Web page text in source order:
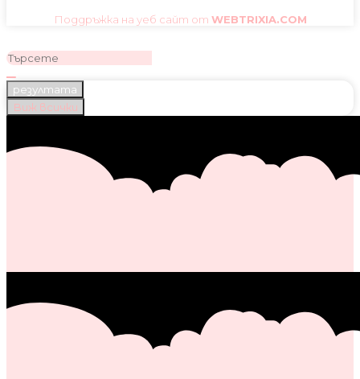
Поддръжка на уеб сайт от WEBTRIXIA.COM
резултата
Виж всички